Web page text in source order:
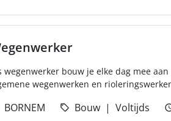
wegenwerker bouw je elke dag mee
wegenwerken en
BORNEM Bouw Voltijds